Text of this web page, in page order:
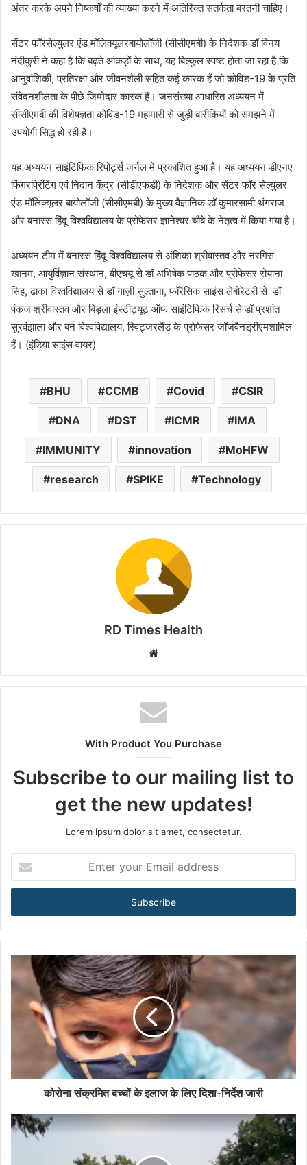
अंतर करके अपने निष्कर्षों की व्याख्या करने में अतिरिक्त सतर्कता बरतनी चाहिए।
सेंटर फॉरसेल्युलर एंड मॉलिक्यूलरबायोलॉजी (सीसीएमबी) के निदेशक डॉ विनय
नंदीकुरी ने कहा है कि बढ़ते आंकड़ों के साथ, यह बिल्कुल स्पष्ट होता जा रहा है कि
आनुवांशिकी, प्रतिरक्षा और जीवनशैली सहित कई कारक हैं जो कोविड-19 के प्रति
संवेदनशीलता के पीछे जिम्मेदार कारक हैं। जनसंख्या आधारित अध्ययन में
सीसीएमबी की विशेषज्ञता कोविड-19 महामारी से जुड़ी बारीकियों को समझने में
उपयोगी सिद्ध हो रही है।
यह अध्ययन साइंटिफिक रिपोर्ट्स जर्नल में प्रकाशित हुआ है। यह अध्ययन डीएनए
फिंगरप्रिंटिंग एवं निदान केंद्र (सीडीएफडी) के निदेशक और सेंटर फॉर सेल्युलर
एंड मॉलिक्यूलर बायोलॉजी (सीसीएमबी) के मुख्य वैज्ञानिक डॉ कुमारसामी थंगराज
और बनारस हिंदू विश्वविद्यालय के प्रोफेसर ज्ञानेश्वर चौबे के नेतृत्व में किया गया है।
अध्ययन टीम में बनारस हिंदू विश्वविद्यालय से अंशिका श्रीवास्तव और नरगिस
खानम, आयुर्विज्ञान संस्थान, बीएचयू से डॉ अभिषेक पाठक और प्रोफेसर रोयाना
सिंह, ढाका विश्वविद्यालय से डॉ गाज़ी सुल्ताना, फॉरेंसिक साइंस लेबोरेटरी से डॉ
पंकज श्रीवास्तव और बिड़ला इंस्टीट्यूट ऑफ साइंटिफिक रिसर्च से डॉ प्रशांत
सुरवंझाला और बर्न विश्वविद्यालय, स्विट्जरलैंड के प्रोफेसर जॉर्जवैनड्रीएमशामिल
हैं। (इंडिया साइंस वायर)
BHU CCMB Covid CSIR
DNA DST ICMR IMA
IMMUNITY innovation MoHFW
research SPIKE Technology
RD Times Health
b
s
i
e
With Product You Purchase
Subscribe to our mailing list to
get the new updates!
Lorem ipsum dolor sit amet, consectetur.
t
r
y
u
r
E
e
s
कोरोना संक्रमित बच्चों के इलाज के लिए दिशा-निर्देश जारी